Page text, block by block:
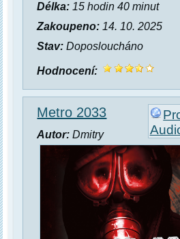
Délka: 15 hodin 40 minut
Zakoupeno: 14. 10. 2025
Stav: Doposloucháno
Hodnocení:
Metro 2033
Autor: Dmitry